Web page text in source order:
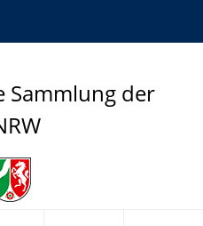
Sammlung der